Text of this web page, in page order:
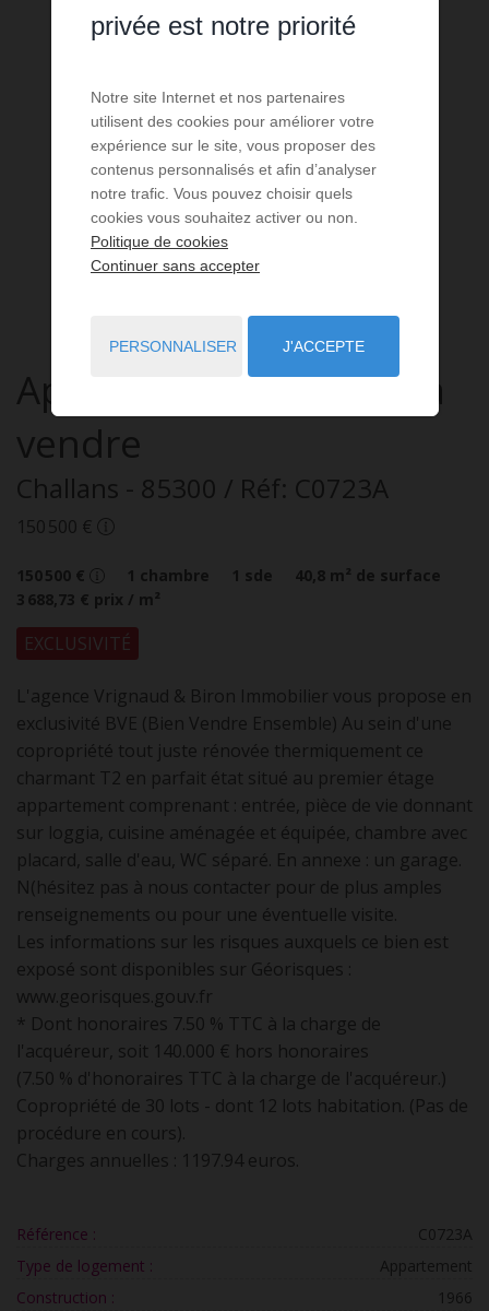
Appartement2 pièces
à
vendre
Challans - 85300 / Réf: C0723A
150 500 €
150 500 € 1 chambre 1 sde 40,8 m² de surface
3 688,73 € prix / m²
EXCLUSIVITÉ
L'agence Vrignaud & Biron Immobilier vous propose en
exclusivité BVE (Bien Vendre Ensemble) Au sein d'une
copropriété tout juste rénovée thermiquement ce
charmant T2 en parfait état situé au premier étage
appartement comprenant : entrée, pièce de vie donnant
sur loggia, cuisine aménagée et équipée, chambre avec
placard, salle d'eau, WC séparé. En annexe : un garage.
N(hésitez pas à nous contacter pour de plus amples
renseignements ou pour une éventuelle visite.
Les informations sur les risques auxquels ce bien est
exposé sont disponibles sur Géorisques :
www.georisques.gouv.fr
* Dont honoraires 7.50 % TTC à la charge de
l'acquéreur, soit 140.000 € hors honoraires
(7.50 % d'honoraires TTC à la charge de l'acquéreur.)
Copropriété de 30 lots - dont 12 lots habitation. (Pas de
procédure en cours).
Charges annuelles : 1197.94 euros.
Référence :
C0723A
Type de logement :
Appartement
Construction :
1966
privée est notre priorité
Notre site Internet et nos partenaires
utilisent des cookies pour améliorer votre
expérience sur le site, vous proposer des
contenus personnalisés et afin d’analyser
notre trafic. Vous pouvez choisir quels
cookies vous souhaitez activer ou non.
Politique de cookies
Continuer sans accepter
PERSONNALISER J'ACCEPTE